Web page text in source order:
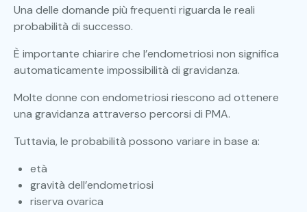
Una delle domande più frequenti riguarda le reali
probabilità di successo.
È importante chiarire che l’endometriosi non significa
automaticamente impossibilità di gravidanza.
Molte donne con endometriosi riescono ad ottenere
una gravidanza attraverso percorsi di PMA.
Tuttavia, le probabilità possono variare in base a:
età
gravità dell’endometriosi
riserva ovarica